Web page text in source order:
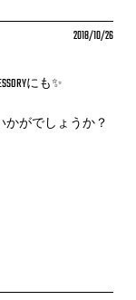
2018/10/26
にも✨
がでしょうか？